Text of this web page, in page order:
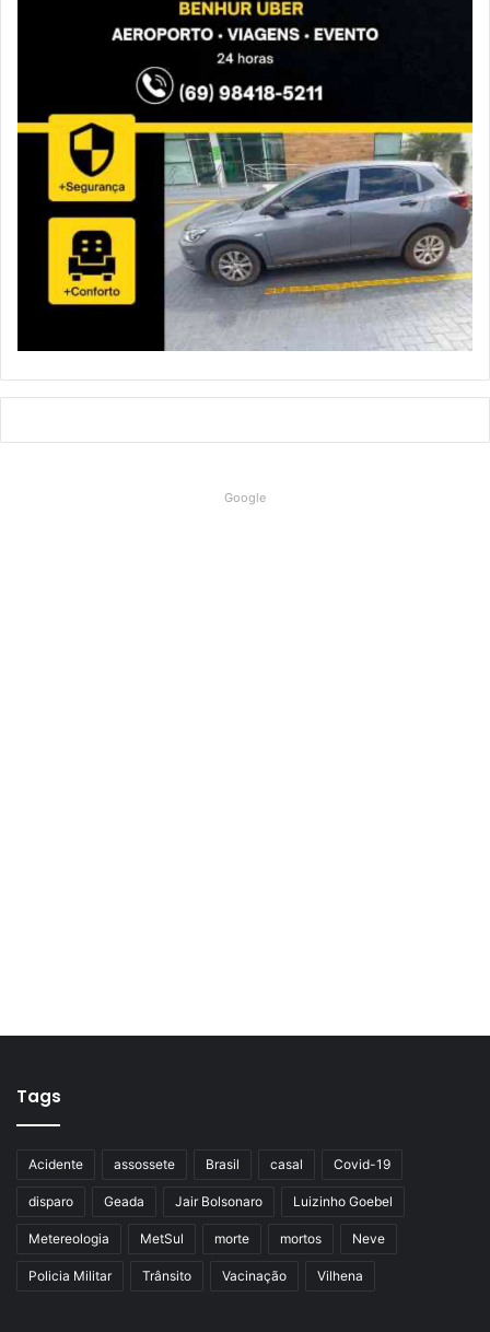
Google
Tags
Acidente assossete Brasil casal Covid-19
disparo Geada Jair Bolsonaro Luizinho Goebel
Metereologia MetSul morte mortos Neve
Policia Militar Trânsito Vacinação Vilhena